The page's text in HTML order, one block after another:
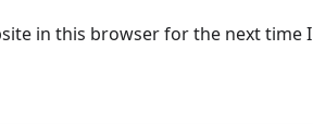
in this browser for the next time I